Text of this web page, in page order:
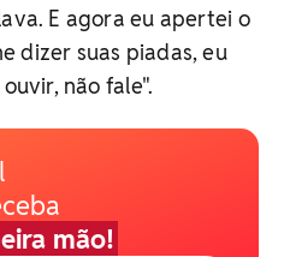
E agora eu apertei o
dizer suas piadas, eu
não fale".
mão!